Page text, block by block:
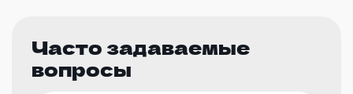
Часто задаваемые
вопросы